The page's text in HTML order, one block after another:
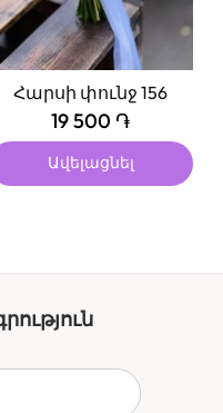
Հարսի փունջ 156
19 500 ֏
Ավելացնել